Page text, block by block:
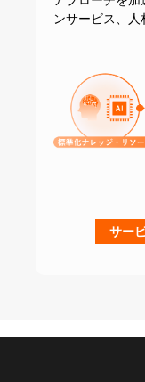
ンサービス、人
サー